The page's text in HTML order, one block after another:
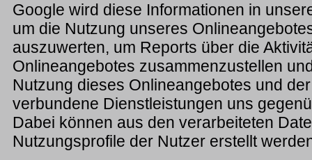
Google wird diese Informationen in
um die Nutzung unseres
auszuwerten, um Reports über die
Onlineangebotes zusammenzustellen
Nutzung dieses Onlineangebotes und
verbundene Dienstleistungen uns
Dabei können aus den verarbeiteten
Nutzungsprofile der Nutzer erstellt